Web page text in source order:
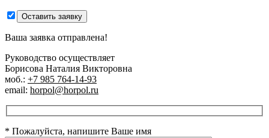
Оставить заявку
Ваша заявка отправлена!
Руководство осуществляет
Борисова Наталия Викторовна
моб.: +7 985 764-14-93
email: horpol@horpol.ru
* Пожалуйста, напишите Ваше имя